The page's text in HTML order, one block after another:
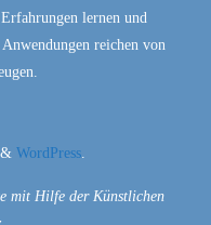
lernen und
reichen von
WordPress.
mit Hilfe der Künstlichen